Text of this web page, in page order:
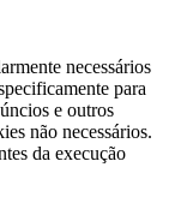
necessários
para
e outros
não necessários.
da execução